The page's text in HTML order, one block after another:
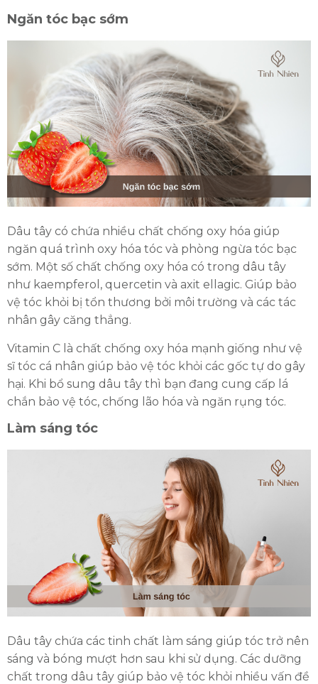
Ngăn tóc bạc sớm
Dâu tây có chứa nhiều chất chống oxy hóa giúp
ngăn quá trình oxy hóa tóc và phòng ngừa tóc bạc
sớm. Một số chất chống oxy hóa có trong dâu tây
như kaempferol, quercetin và axit ellagic. Giúp bảo
vệ tóc khỏi bị tổn thương bởi môi trường và các tác
nhân gây căng thẳng.
Vitamin C là chất chống oxy hóa mạnh giống như vệ
sĩ tóc cá nhân giúp bảo vệ tóc khỏi các gốc tự do gây
hại. Khi bổ sung dâu tây thì bạn đang cung cấp lá
chắn bảo vệ tóc, chống lão hóa và ngăn rụng tóc.
Làm sáng tóc
Dâu tây chứa các tinh chất làm sáng giúp tóc trở nên
sáng và bóng mượt hơn sau khi sử dụng. Các dưỡng
chất trong dâu tây giúp bảo vệ tóc khỏi nhiều vấn đề